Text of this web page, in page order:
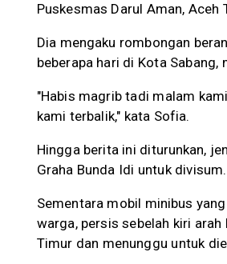
Puskesmas Darul Aman, Aceh
Dia mengaku rombongan
beberapa hari di Kota Sabang,
"Habis magrib tadi malam
kami terbalik," kata Sofia.
Hingga berita ini diturunkan,
Graha Bunda Idi untuk divisum.
Sementara mobil minibus
warga, persis sebelah kiri
Timur dan menunggu untuk